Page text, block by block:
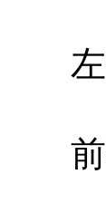
左
前